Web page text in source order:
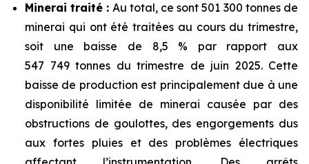
Minerai traité : Au total, ce sont 501 300 tonnes de
minerai qui ont été traitées au cours du trimestre,
soit une baisse de 8,5 % par rapport aux
547 749 tonnes du trimestre de juin 2025. Cette
baisse de production est principalement due à une
disponibilité limitée de minerai causée par des
obstructions de goulottes, des engorgements dus
aux fortes pluies et des problèmes électriques